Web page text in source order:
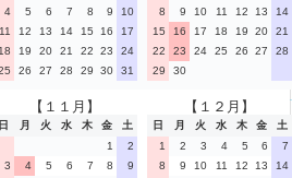
4
5 6 7 8 9
10
11
12 13 14 15 16
17
19 20 21 22 23
24
26 27 28 29 30 31
8
9 10 11 12 13
14
15
16 17 18 19 20
21
22
23 24 25 26 27
28
29
30
【１１月】
日 月 火 水 木 金
土
1
2
3
4 5 6 7 8
9
【１２月】
日 月 火 水 木 金
土
1
2 3 4 5 6
7
8
9 10 11 12 13
14